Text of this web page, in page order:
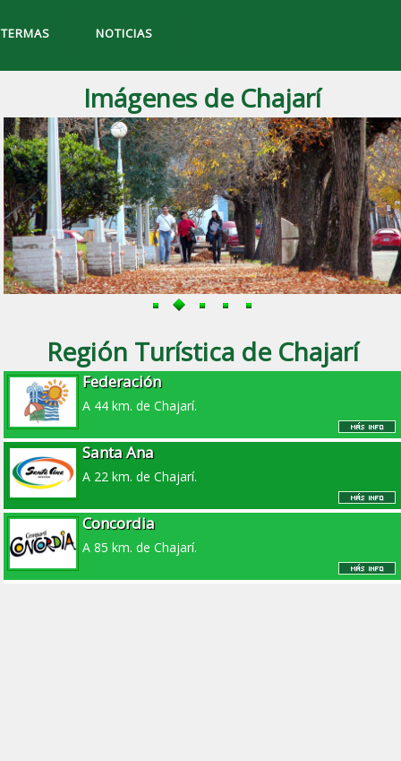
TERMAS NOTICIAS
Imágenes de Chajarí
Región Turística de Chajarí
Federación
A 44 km. de Chajarí.
Santa Ana
A 22 km. de Chajarí.
Concordia
A 85 km. de Chajarí.